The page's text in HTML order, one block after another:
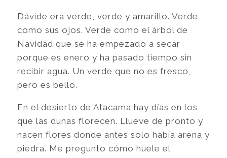
Dávide era verde, verde y amarillo. Verde
como sus ojos. Verde como el árbol de
Navidad que se ha empezado a secar
porque es enero y ha pasado tiempo sin
recibir agua. Un verde que no es fresco,
pero es bello.
En el desierto de Atacama hay días en los
que las dunas florecen. Llueve de pronto y
nacen flores donde antes solo había arena y
piedra. Me pregunto cómo huele el